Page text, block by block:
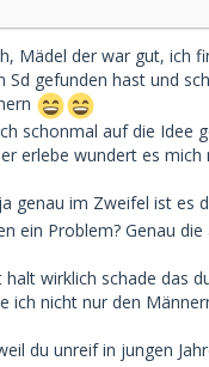
dann zeigen leute wie
ordentlicher Pluspunkt
du findest jemand der
junge
bist ja auch schon
SDs sein können😊🫶
ich mit 24 beim
viel jünger aus) war
Beiträge dazu
Mädel der war gut, ich
Sd gefunden hast und
schonmal auf die Idee
erlebe wundert es mich
genau im Zweifel ist es
ein Problem? Genau die
halt wirklich schade das
ich nicht nur den
du unreif in jungen